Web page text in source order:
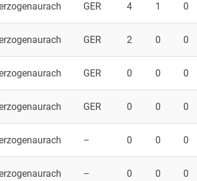
GER 4 1 0
GER 2 0 0
GER 0 0 0
GER 0 0 0
– 0 0 0
– 0 0 0